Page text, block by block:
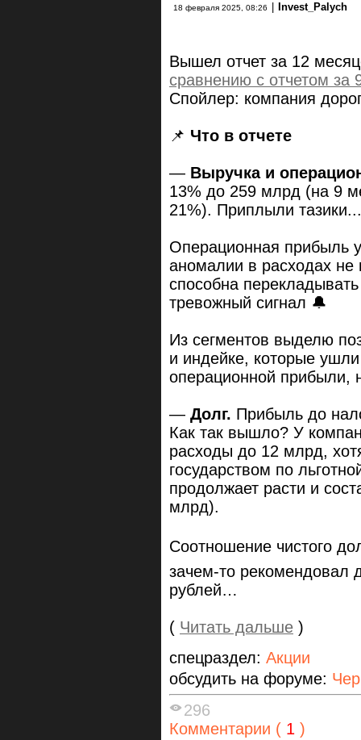
18 февраля 2025, 08:26 Invest_Palych
Вышел отчет за 12
сравнению с отчетом за
Спойлер: компания
📌 Что в отчете
— Выручка и
13% до 259 млрд (на 9
21%). Приплыли тазики...
Операционная прибыль
аномалии в расходах не
способна
тревожный сигнал 🔔
Из сегментов выделю
и индейке, которые
операционной прибыли,
— Долг. Прибыль до
Как так вышло? У
расходы до 12 млрд,
государством по
продолжает расти и
млрд).
Соотношение чистого
зачем-то рекомендовал
рублей…
( Читать дальше )
спецраздел: Акции
обсудить на форуме:
296
Комментарии ( 1 )